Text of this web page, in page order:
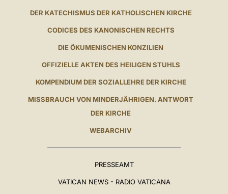
DER KATECHISMUS DER KATHOLISCHEN KIRCHE
CODICES DES KANONISCHEN RECHTS
DIE ÖKUMENISCHEN KONZILIEN
OFFIZIELLE AKTEN DES HEILIGEN STUHLS
KOMPENDIUM DER SOZIALLEHRE DER KIRCHE
MISSBRAUCH VON MINDERJÄHRIGEN. ANTWORT
DER KIRCHE
WEBARCHIV
PRESSEAMT
VATICAN NEWS - RADIO VATICANA